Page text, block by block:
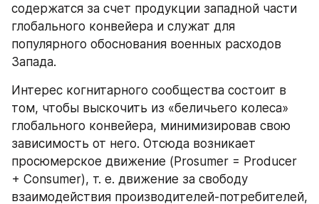
содержатся за счет продукции западной части
глобального конвейера и служат для
популярного обоснования военных расходов
Запада.
Интерес когнитарного сообщества состоит в
том, чтобы выскочить из «беличьего колеса»
глобального конвейера, минимизировав свою
зависимость от него. Отсюда возникает
просюмерское движение (Prosumer = Producer
+ Consumer), т. е. движение за свободу
взаимодействия производителей-потребителей,